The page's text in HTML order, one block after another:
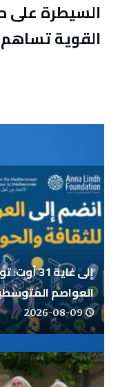
السيطرة على
القوية
إلى غاية
العواصم المتوسطية
2026-08-09